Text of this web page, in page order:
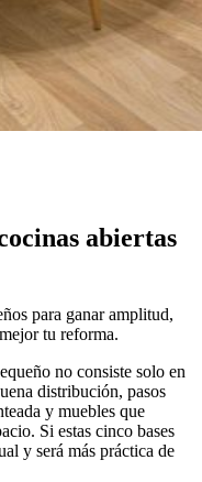
abiertas
para ganar amplitud,
tu reforma.
no consiste solo en
distribución, pasos
y muebles que
Si estas cinco bases
y será más práctica de